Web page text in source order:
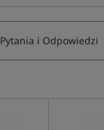
Pytania i Odpowiedzi